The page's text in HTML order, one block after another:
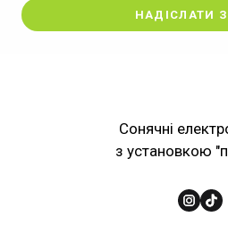
НАДІСЛАТИ
Сонячні
з установкою